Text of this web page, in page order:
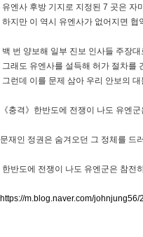
유엔사 후방 기지로 지정된 7 곳은 자
하지만 이 역시 유엔사가 없어지면
백 번 양보해 일부 진보 인사들 주장
그래도 유엔사를 설득해 허가 절차를
그런데 이를 문제 삼아 우리 안보의
《충격》한반도에 전쟁이 나도 유엔
문재인 정권은 숨겨오던 그 정체를 드
한반도에 전쟁이 나도 유엔군은 참전
https://m.blog.naver.com/